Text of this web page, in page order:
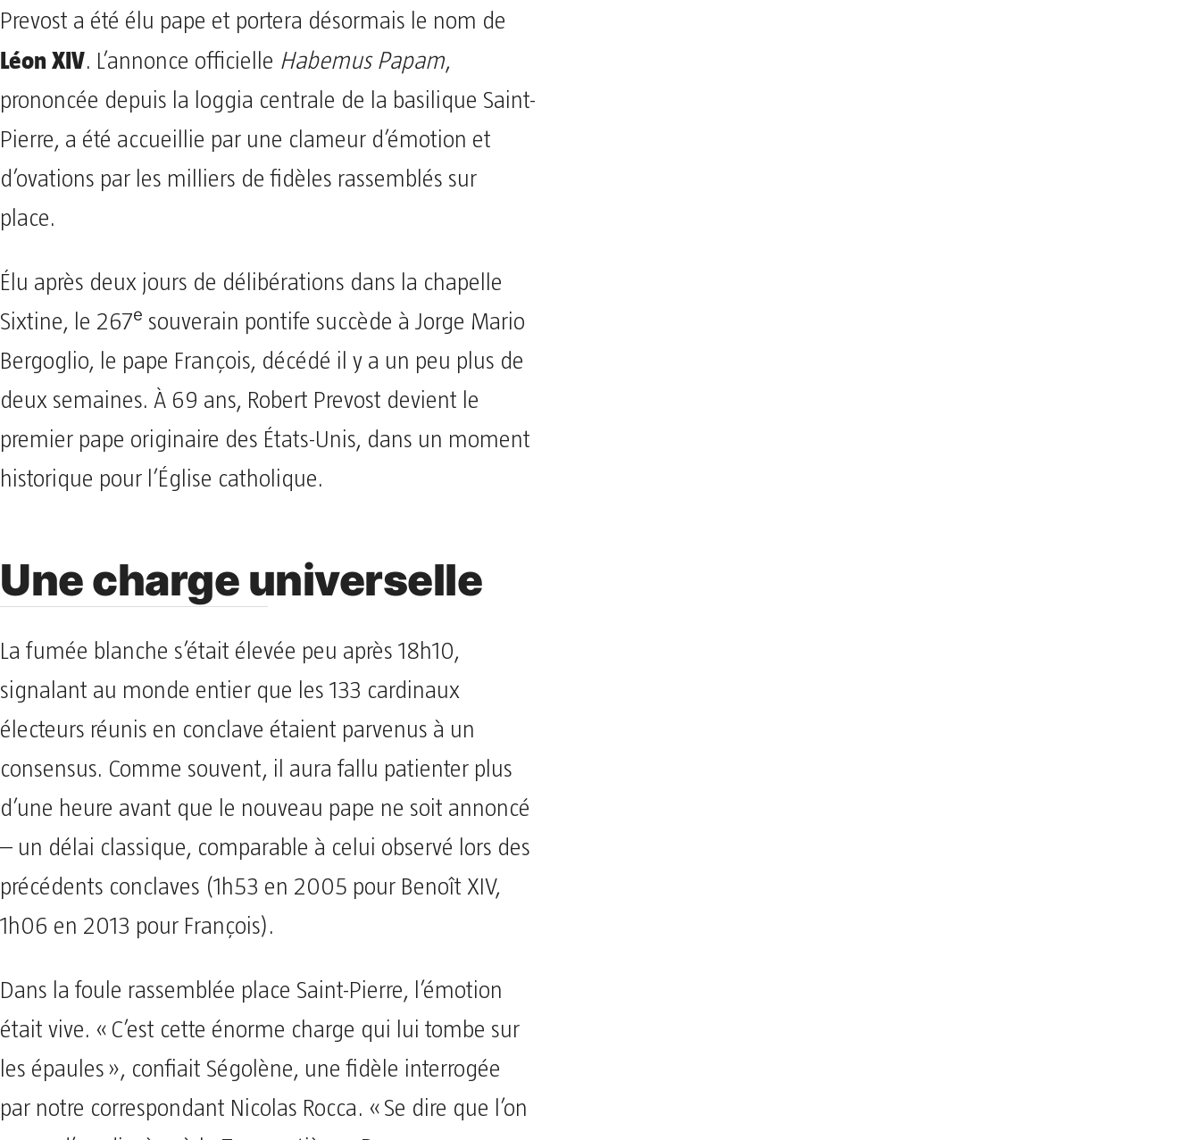
Prevost a été élu pape et portera désormais le nom de
Léon XIV. L’annonce officielle Habemus Papam,
prononcée depuis la loggia centrale de la basilique Saint-
Pierre, a été accueillie par une clameur d’émotion et
d’ovations par les milliers de fidèles rassemblés sur
place.
Élu après deux jours de délibérations dans la chapelle
Sixtine, le 267ᵉ souverain pontife succède à Jorge Mario
Bergoglio, le pape François, décédé il y a un peu plus de
deux semaines. À 69 ans, Robert Prevost devient le
premier pape originaire des États-Unis, dans un moment
historique pour l’Église catholique.
Une charge universelle
La fumée blanche s’était élevée peu après 18h10,
signalant au monde entier que les 133 cardinaux
électeurs réunis en conclave étaient parvenus à un
consensus. Comme souvent, il aura fallu patienter plus
d’une heure avant que le nouveau pape ne soit annoncé
– un délai classique, comparable à celui observé lors des
précédents conclaves (1h53 en 2005 pour Benoît XIV,
1h06 en 2013 pour François).
Dans la foule rassemblée place Saint-Pierre, l’émotion
était vive. « C’est cette énorme charge qui lui tombe sur
les épaules », confiait Ségolène, une fidèle interrogée
par notre correspondant Nicolas Rocca. « Se dire que l’on